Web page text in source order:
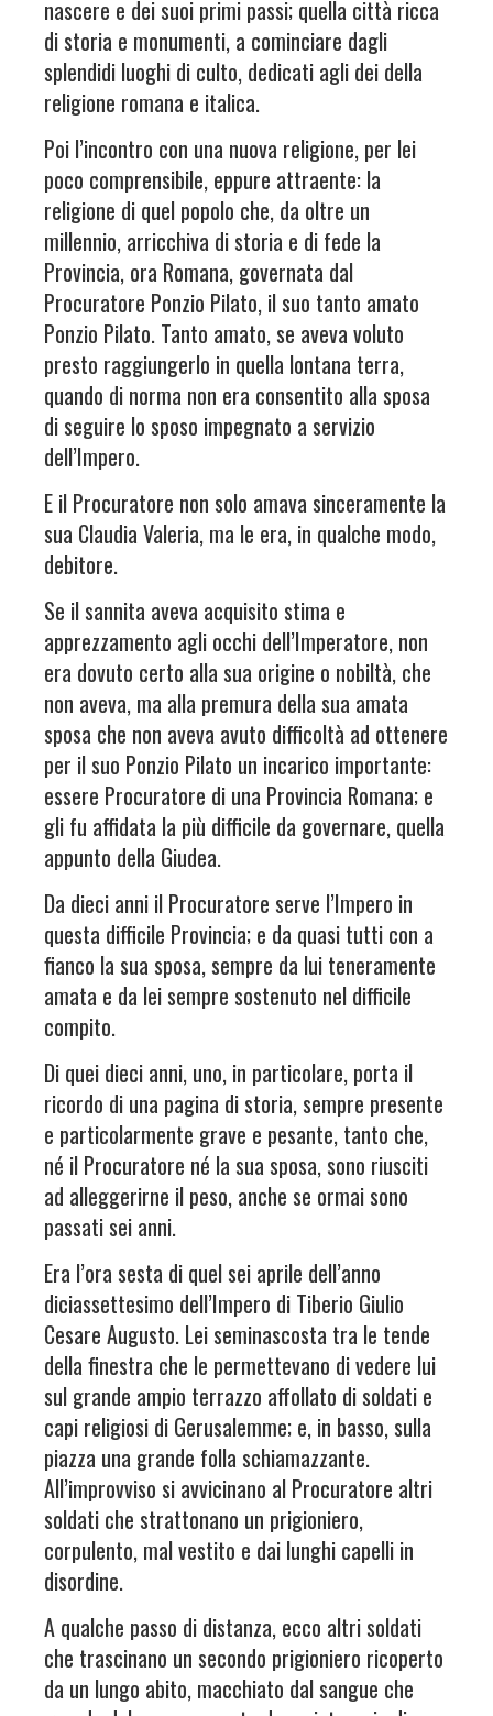
nascere e dei suoi primi passi; quella città ricca
di storia e monumenti, a cominciare dagli
splendidi luoghi di culto, dedicati agli dei della
religione romana e italica.
Poi l’incontro con una nuova religione, per lei
poco comprensibile, eppure attraente: la
religione di quel popolo che, da oltre un
millennio, arricchiva di storia e di fede la
Provincia, ora Romana, governata dal
Procuratore Ponzio Pilato, il suo tanto amato
Ponzio Pilato. Tanto amato, se aveva voluto
presto raggiungerlo in quella lontana terra,
quando di norma non era consentito alla sposa
di seguire lo sposo impegnato a servizio
dell’Impero.
E il Procuratore non solo amava sinceramente la
sua Claudia Valeria, ma le era, in qualche modo,
debitore.
Se il sannita aveva acquisito stima e
apprezzamento agli occhi dell’Imperatore, non
era dovuto certo alla sua origine o nobiltà, che
non aveva, ma alla premura della sua amata
sposa che non aveva avuto difficoltà ad ottenere
per il suo Ponzio Pilato un incarico importante:
essere Procuratore di una Provincia Romana; e
gli fu affidata la più difficile da governare, quella
appunto della Giudea.
Da dieci anni il Procuratore serve l’Impero in
questa difficile Provincia; e da quasi tutti con a
fianco la sua sposa, sempre da lui teneramente
amata e da lei sempre sostenuto nel difficile
compito.
Di quei dieci anni, uno, in particolare, porta il
ricordo di una pagina di storia, sempre presente
e particolarmente grave e pesante, tanto che,
né il Procuratore né la sua sposa, sono riusciti
ad alleggerirne il peso, anche se ormai sono
passati sei anni.
Era l’ora sesta di quel sei aprile dell’anno
diciassettesimo dell’Impero di Tiberio Giulio
Cesare Augusto. Lei seminascosta tra le tende
della finestra che le permettevano di vedere lui
sul grande ampio terrazzo affollato di soldati e
capi religiosi di Gerusalemme; e, in basso, sulla
piazza una grande folla schiamazzante.
All’improvviso si avvicinano al Procuratore altri
soldati che strattonano un prigioniero,
corpulento, mal vestito e dai lunghi capelli in
disordine.
A qualche passo di distanza, ecco altri soldati
che trascinano un secondo prigioniero ricoperto
da un lungo abito, macchiato dal sangue che